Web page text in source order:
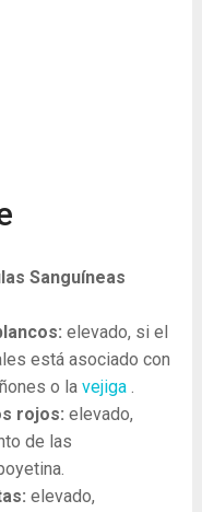
Sanguíneas
elevado, si el
está asociado con
o la vejiga.
rojos: elevado,
de las
elevado,